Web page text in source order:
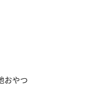
おやつ